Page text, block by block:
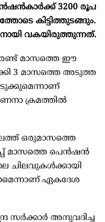
3200 രൂപ
കിട്ടിത്തുടങ്ങും.
വകയിരുത്തുന്നത്.
രണ്ട് മാസത്തെ ഈ
3 മാസത്തെ അടുത്ത
ക്രമത്തിൽ
ഒരുമാസത്തെ
മാസത്തെ പെൻഷൻ
ചിലവുകൾക്കായി
ഏകദേശ
സർക്കാർ അനുവദിച്ച